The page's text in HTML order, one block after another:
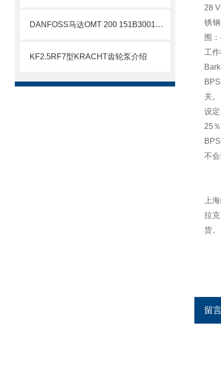
DANFOSS马达OMT 200 151B3001现货介绍
KF2.5RF7型KRACHT齿轮泵介绍
28
锈
围
工
关。
设
25
不
上
拉
货
留